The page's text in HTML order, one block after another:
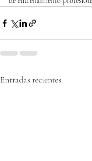
Entradas recientes